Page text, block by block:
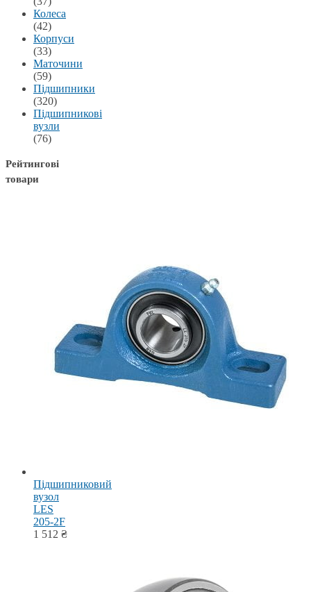
Колеса
(42)
Корпуси
(33)
Маточини
(59)
Підшипники
(320)
Підшипникові
вузли
(76)
Рейтингові
товари
Підшипниковий
вузол
LES
205-2F
1 512 ₴